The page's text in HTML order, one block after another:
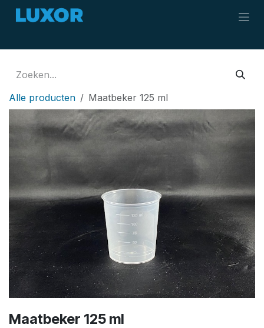
Overslaan naar inhoud
Alle producten Maatbeker 125 ml
Maatbeker 125 ml